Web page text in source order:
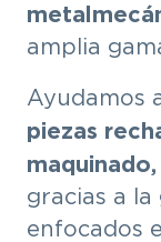
amplia
Ayudamos
piezas
gracias a
enfocados